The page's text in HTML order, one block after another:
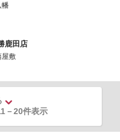
幡
鹿田店
屋敷
－20件表示